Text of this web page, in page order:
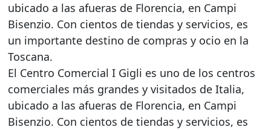
ubicado a las afueras de Florencia, en Campi
Bisenzio. Con cientos de tiendas y servicios, es
un importante destino de compras y ocio en la
Toscana.
El Centro Comercial I Gigli es uno de los centros
comerciales más grandes y visitados de Italia,
ubicado a las afueras de Florencia, en Campi
Bisenzio. Con cientos de tiendas y servicios, es